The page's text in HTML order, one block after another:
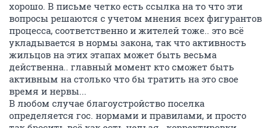
хорошо. В письме четко есть ссылка на то что эти
вопросы решаются с учетом мнения всех фигурантов
процесса, соответственно и жителей тоже.. это всё
укладывается в нормы закона, так что активность
жильцов на этих этапах может быть весьма
действенна.. главный момент кто сможет быть
активным на столько что бы тратить на это свое
время и нервы...
В любом случае благоустройство поселка
определяется гос. нормами и правилами, и просто